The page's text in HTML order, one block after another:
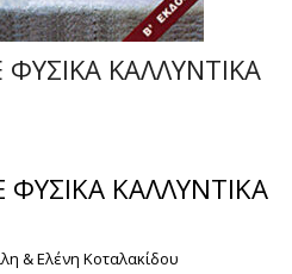
ΚΑΛΛΥΝΤΙΚΑ
ΚΑΛΛΥΝΤΙΚΑ
& Ελένη Κοταλακίδου